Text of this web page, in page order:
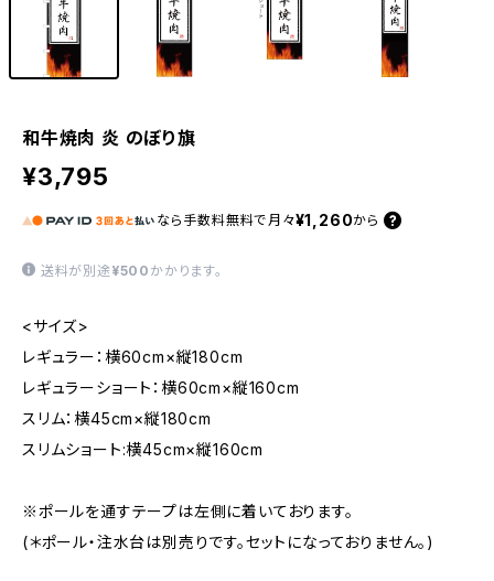
和牛焼肉 炎 のぼり旗
¥3,795
なら 手数料無料で 月々¥1,260から
送料が別途 ¥500 かかります。
<サイズ>
レギュラー：横60cm×縦180cm
レギュラーショート：横60cm×縦160cm
スリム：横45cm×縦180cm
スリムショート:横45cm×縦160cm
※ポールを通すテープは左側に着いております。
(＊ポール・注水台は別売りです。セットになっておりません。)